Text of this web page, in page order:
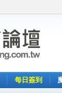
每日簽到